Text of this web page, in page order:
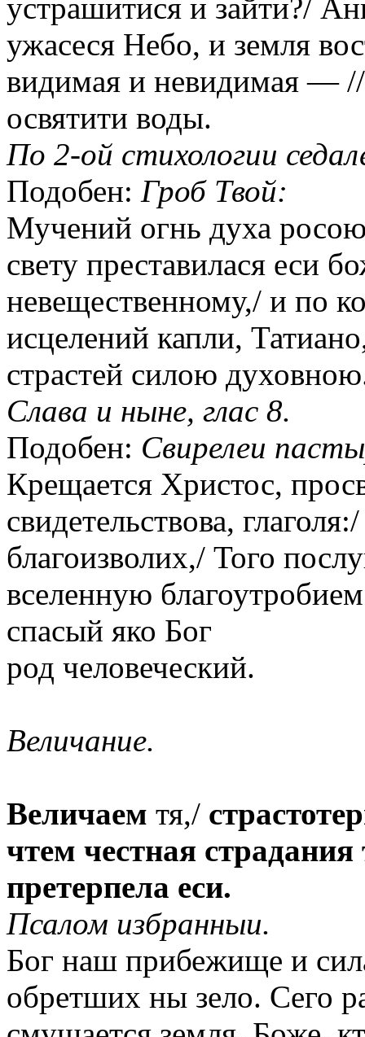
устрашитися и зайти?/
ужасеся Небо, и земля
видимая и невидимая —
освятити воды.
По 2-ой стихологии
Подобен: Гроб Твой:
Мучений огнь духа
свету преставилася еси
невещественному,/ и по
исцелений капли,
страстей силою
Слава и ныне, глас 8.
Подобен: Свирелеи
Крещается Христос,
свидетельствова,
благоизволих,/ Того
вселенную
спасый яко Бог
род человеческий.
Величание.
Величаем тя,/
чтем честная
претерпела еси.
Псалом избранныи.
Бог наш прибежище и
обретших ны зело. Сего